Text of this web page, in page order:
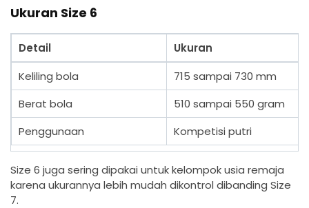
Ukuran Size 6
Detail
Ukuran
Keliling bola
715 sampai 730 mm
Berat bola
510 sampai 550 gram
Penggunaan
Kompetisi putri
Size 6 juga sering dipakai untuk kelompok usia remaja
karena ukurannya lebih mudah dikontrol dibanding Size
7.